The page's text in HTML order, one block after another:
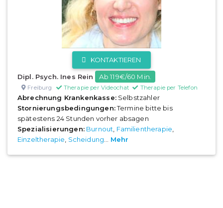
KONTAKTIEREN
Dipl. Psych. Ines Rein Ab 119€/60 Min.
Freiburg Therapie per Videochat Therapie per Telefon
Abrechnung Krankenkasse:Selbstzahler
Stornierungsbedingungen:Termine bitte bis
spätestens 24 Stunden vorher absagen
Spezialisierungen: Burnout Familientherapie
Einzeltherapie Scheidung Mehr